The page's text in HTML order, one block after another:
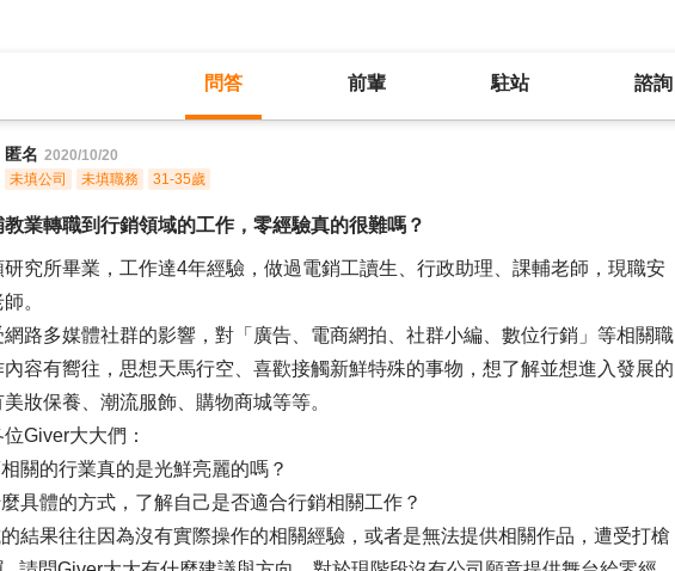
問答 前輩 駐站 諮詢
匿名 2020/10/20
未填公司
未填職務 31-35歲
教業轉職到行銷領域的工作，零經驗真的很難嗎？
研究所畢業，工作達4年經驗，做過電銷工讀生、行政助理、課輔老師，現職安
。
網路多媒體社群的影響，對「廣告、電商網拍、社群小編、數位行銷」等相關職
內容有嚮往，思想天馬行空、喜歡接觸新鮮特殊的事物，想了解並想進入發展的
美妝保養、潮流服飾、購物商城等等。
Giver大大們：
關的行業真的是光鮮亮麗的嗎？
具體的方式，了解自己是否適合行銷相關工作？
結果往往因為沒有實際操作的相關經驗，或者是無法提供相關作品，遭受打槍